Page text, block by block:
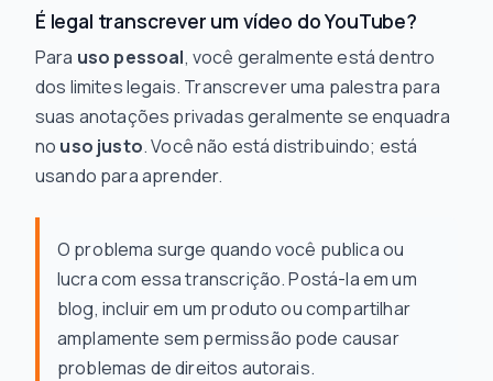
É legal transcrever um vídeo do YouTube?
Para uso pessoal, você geralmente está dentro
dos limites legais. Transcrever uma palestra para
suas anotações privadas geralmente se enquadra
no uso justo. Você não está distribuindo; está
usando para aprender.
O problema surge quando você publica ou
lucra com essa transcrição. Postá-la em um
blog, incluir em um produto ou compartilhar
amplamente sem permissão pode causar
problemas de direitos autorais.